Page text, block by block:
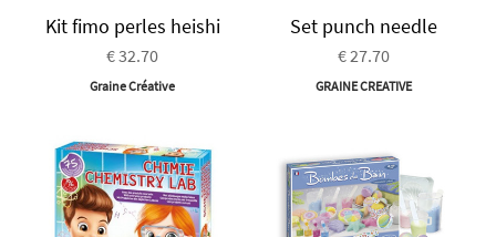
Kit fimo perles heishi
€ 32.70
Graine Créative
Set punch needle
€ 27.70
GRAINE CREATIVE